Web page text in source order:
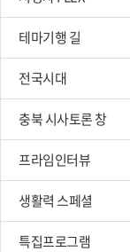
테마기행 길
전국시대
충북 시사토론 창
프라임인터뷰
생활력 스페셜
특집프로그램